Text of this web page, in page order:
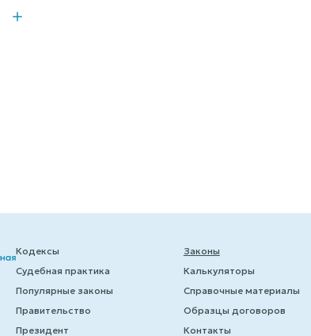
Кодексы
Судебная практика
Популярные законы
Правительство
Президент
Законы
Калькуляторы
Справочные материалы
Образцы договоров
Контакты